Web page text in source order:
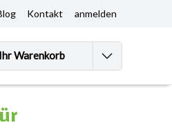
Kontakt anmelden
Ihr Warenkorb